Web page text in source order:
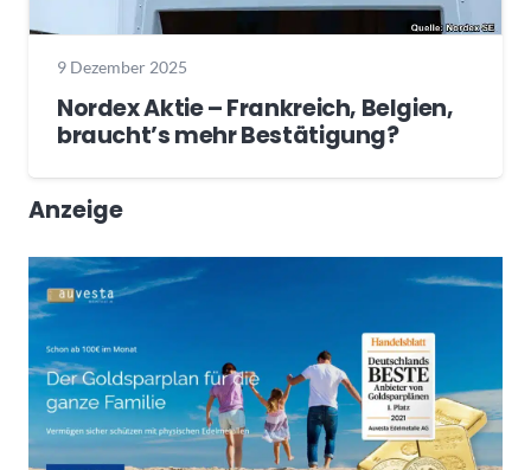
9 Dezember 2025
Nordex Aktie – Frankreich, Belgien,
braucht’s mehr Bestätigung?
Anzeige